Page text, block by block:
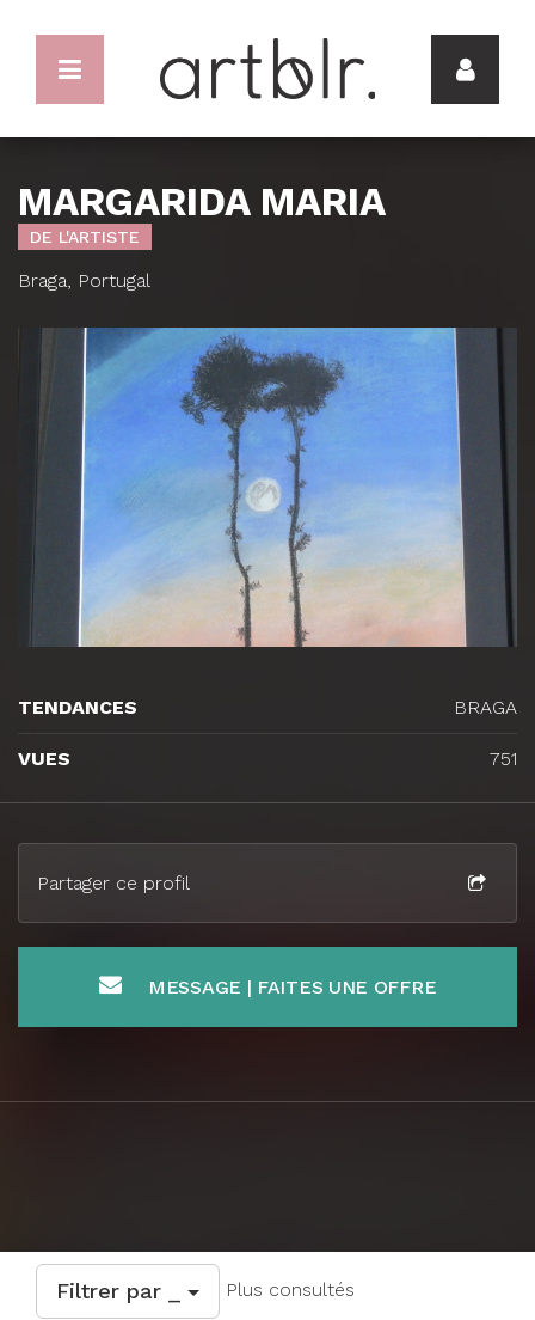
MARGARIDA MARIA
DE L'ARTISTE
Braga, Portugal
Partager ce profil
MESSAGE | FAITES UNE OFFRE
TENDANCES BRAGA
VUES 751
Filtrer par _ Plus consultés